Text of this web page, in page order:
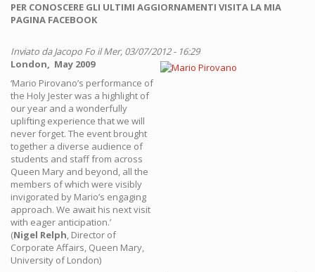
PER CONOSCERE GLI ULTIMI AGGIORNAMENTI VISITA LA MIA
PAGINA FACEBOOK
Inviato daJacopo Fo il Mer, 03/07/2012 - 16:29
London, May 2009
‘Mario Pirovano’s performance of
the Holy Jester was a highlight of
our year and a wonderfully
uplifting experience that we will
never forget. The event brought
together a diverse audience of
students and staff from across
Queen Mary and beyond, all the
members of which were visibly
invigorated by Mario’s engaging
approach. We await his next visit
with eager anticipation.’
(Nigel Relph, Director of
Corporate Affairs, Queen Mary,
University of London)